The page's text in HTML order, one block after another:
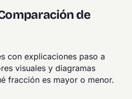
de
con explicaciones paso a
visuales y diagramas
fracción es mayor o menor.